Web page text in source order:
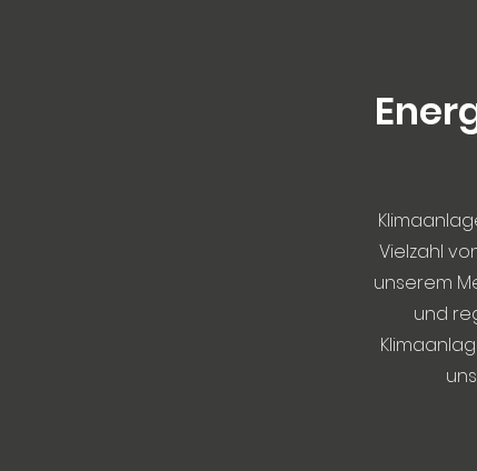
Vielzahl
unserem
und